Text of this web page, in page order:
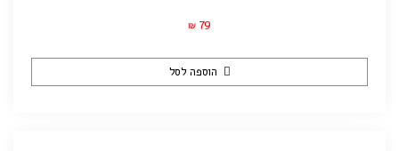
₪ 79
הוספה לסל